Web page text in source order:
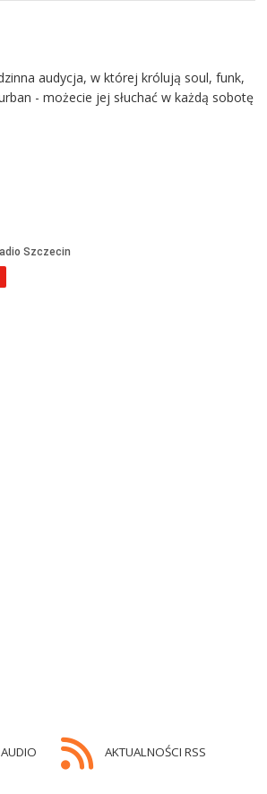
audycja, w której królują soul, funk,
- możecie jej słuchać w każdą sobotę
AKTUALNOŚCI RSS